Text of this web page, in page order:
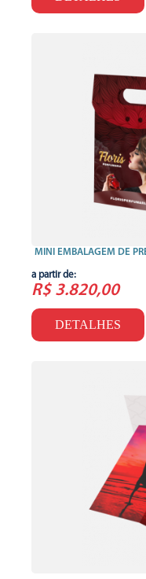
MINI EMBALAGEM DE
a partir de:
R$ 3.820,00
DETALHES